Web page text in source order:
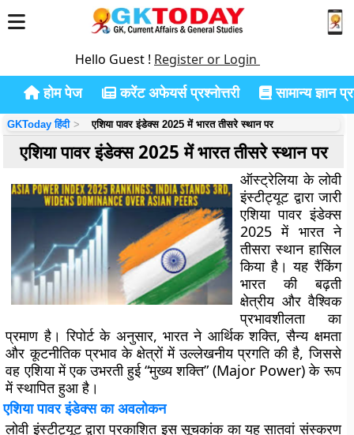
Hello Guest ! Register or Login
होम पेज करेंट अफेयर्स प्रश्नोत्तरी सामान्य ज्ञान
GKToday हिंदी एशिया पावर इंडेक्स 2025 में भारत तीसरे स्थान पर
एशिया पावर इंडेक्स 2025 में भारत तीसरे स्थान पर
ऑस्ट्रेलिया के लोवी
इंस्टीट्यूट द्वारा जारी
एशिया पावर इंडेक्स
2025 में भारत ने
तीसरा स्थान हासिल
किया है। यह रैंकिंग
भारत की बढ़ती
क्षेत्रीय और वैश्विक
प्रभावशीलता का
प्रमाण है। रिपोर्ट के अनुसार, भारत ने आर्थिक शक्ति, सैन्य क्षमता
और कूटनीतिक प्रभाव के क्षेत्रों में उल्लेखनीय प्रगति की है, जिससे
वह एशिया में एक उभरती हुई “मुख्य शक्ति” (Major Power) के रूप
में स्थापित हुआ है।
एशिया पावर इंडेक्स का अवलोकन
लोवी इंस्टीट्यूट द्वारा प्रकाशित इस सूचकांक का यह सातवां संस्करण